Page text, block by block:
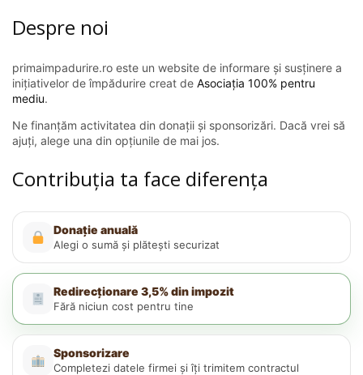
Despre noi
primaimpadurire.ro este un website de informare și susținere a
inițiativelor de împădurire creat de Asociația 100% pentru
mediu.
Ne finanțăm activitatea din donații și sponsorizări. Dacă vrei să
ajuți, alege una din opțiunile de mai jos.
Contribuția ta face diferența
Donație anuală
Alegi o sumă și plătești securizat
Redirecționare 3,5% din impozit
Fără niciun cost pentru tine
Sponsorizare
Completezi datele firmei și îți trimitem contractul